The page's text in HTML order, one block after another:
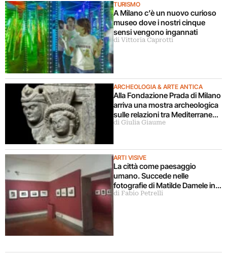
TURISMO
A Milano c’è un nuovo curioso
museo dove i nostri cinque
sensi vengono ingannati
di Vittoria Caprotti
ARCHEOLOGIA & ARTE ANTICA
Alla Fondazione Prada di Milano
arriva una mostra archeologica
sulle relazioni tra Mediterraneo
e Asia
di Giulia Giaume
ARTI VISIVE
La città come paesaggio
umano. Succede nelle
fotografie di Matilde Damele in
mostra a Roma
di Fabio Petrelli